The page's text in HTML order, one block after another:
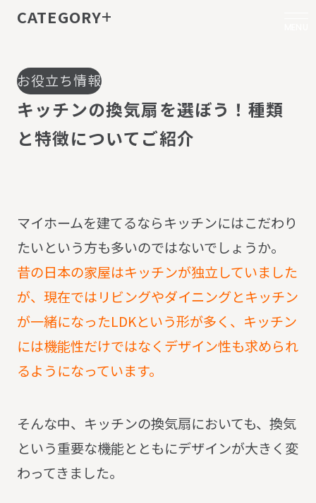
お役立ち情報
キッチンの換気扇を選ぼう ！ 種類
と特徴について ご紹介
マイホームを建てるならキッチンにはこだわり
たいという方も多いのではないでしょうか。
昔の日本の家屋はキッチンが独立していました
が、現在ではリビングやダイニングとキッチン
が一緒になったLDKという形が多く、キッチン
には機能性だけではなくデザイン性も求められ
るようになっています。
そんな中、キッチンの換気扇においても、換気
という重要な機能とともにデザインが大きく変
わってきました。
CATEGORY